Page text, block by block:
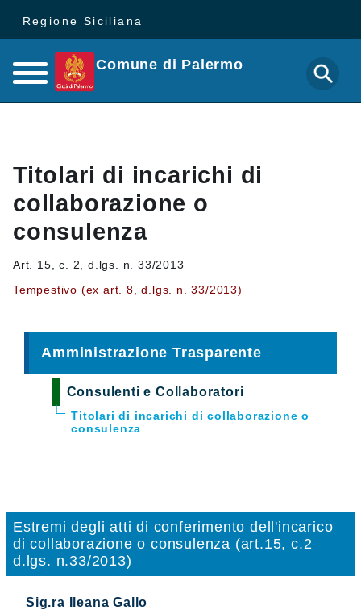
Regione Siciliana
Comune di Palermo
Titolari di incarichi di
collaborazione o
consulenza
Art. 15, c. 2, d.lgs. n. 33/2013
Tempestivo (ex art. 8, d.lgs. n. 33/2013)
Amministrazione Trasparente
Consulenti e Collaboratori
Titolari di incarichi di collaborazione o
consulenza
Estremi degli atti di conferimento dell'incarico
di collaborazione o consulenza (art.15, c.2
d.lgs. n.33/2013)
Sig.ra Ileana Gallo